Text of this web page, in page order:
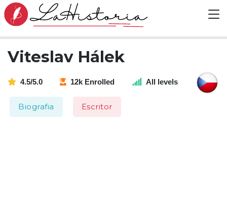
Viteslav Hálek
4.5/5.0 12k Enrolled All levels
Biografia Escritor